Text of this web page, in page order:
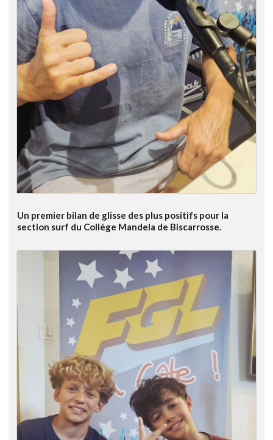
Un premier bilan de glisse des plus positifs pour la
section surf du Collège Mandela de Biscarrosse.